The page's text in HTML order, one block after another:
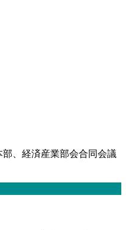
、経済産業部会合同会議